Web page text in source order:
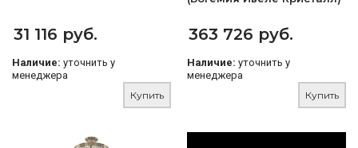
31 116 руб.
Наличие: уточнить у
менеджера
Купить
363 726 руб.
Наличие: уточнить у
менеджера
Купить